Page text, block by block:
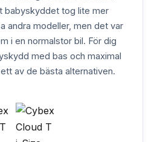
babyskyddet tog lite mer
andra modeller, men det var
i en normalstor bil. För dig
med bas och maximal
av de bästa alternativen.